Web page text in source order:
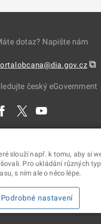
dotaz? Napište nám
⧉
český eGovernment
poskytovány v souladu se
slouží např. k tomu, aby si
Pro ukládání různých
s ním ale o něco lépe.
Podrobné nastavení